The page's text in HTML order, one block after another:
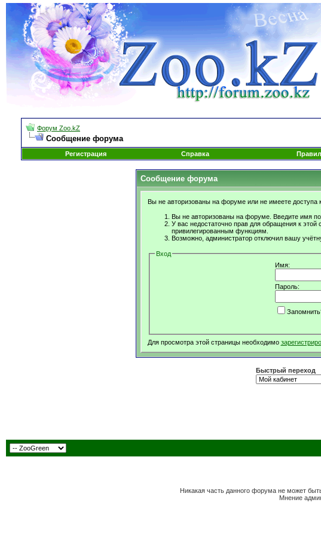
Форум Zoo.kZ
Сообщение форума
Регистрация
Справка
Сообщение форума
Вы не авторизованы на форуме или не имеете доступа
Вы не авторизованы на форуме. Введите имя
У вас недостаточно прав для обращения к
привилегированным функциям.
Возможно, администратор отключил вашу
Вход
Имя:
Пароль:
Для просмотра этой страницы необходимо
Быстрый переход
Никакая часть данного форума не может
Мнение